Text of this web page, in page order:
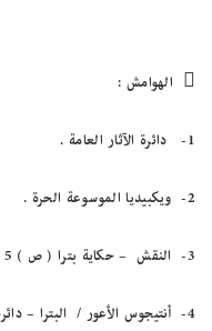
 الهوامش :
1- دائرة الآثار العامة .
2- ويكبيديا الموسوعة الحرة .
3- النقش – حكاية بترا ( ص ) 5
4- أنتيجوس الأعور / البترا –